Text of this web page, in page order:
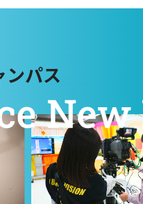
ンパス